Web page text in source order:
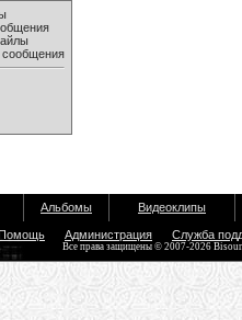
сообщения
Альбомы Видеоклипы
Администрация Служба
Все права защищены © 2007-2026